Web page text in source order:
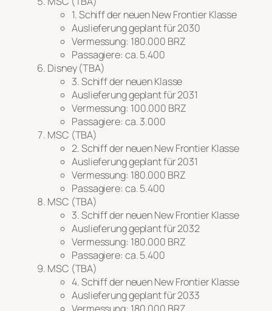
1. Schiff der neuenNew FrontierKlasse
Auslieferung geplant für 2030
Vermessung: 180.000 BRZ
Passagiere: ca. 5.400
Disney (TBA)
3. Schiff der neuen Klasse
Auslieferung geplant für 2031
Vermessung: 100.000 BRZ
Passagiere: ca. 3.000
MSC (TBA)
2. Schiff der neuenNew FrontierKlasse
Auslieferung geplant für 2031
Vermessung: 180.000 BRZ
Passagiere: ca. 5.400
MSC (TBA)
3. Schiff der neuenNew FrontierKlasse
Auslieferung geplant für 2032
Vermessung: 180.000 BRZ
Passagiere: ca. 5.400
MSC (TBA)
4. Schiff der neuenNew FrontierKlasse
Auslieferung geplant für 2033